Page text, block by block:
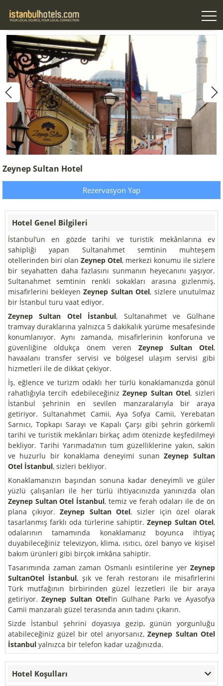
Zeynep Sultan Hotel
Rezervasyon Yap
Hotel Genel Bilgileri
İstanbul’un en gözde tarihi ve turistik mekânlarına ev
sahipliği yapan Sultanahmet semtinin muhteşem
otellerinden biri olan Zeynep Otel, merkezi konumu ile sizlere
bir seyahatten daha fazlasını sunmanın heyecanını yaşıyor.
Sultanahmet semtinin renkli sokakları arasına gizlenmiş,
misafirlerini bekleyen Zeynep Sultan Otel, sizlere unutulmaz
bir İstanbul turu vaat ediyor.
Zeynep Sultan Otel İstanbul, Sultanahmet ve Gülhane
tramvay duraklarına yalnızca 5 dakikalık yürüme mesafesinde
konumlanıyor. Aynı zamanda, misafirlerinin konforuna ve
güvenliğine oldukça önem veren Zeynep Sultan Otel,
havaalanı transfer servisi ve bölgesel ulaşım servisi gibi
hizmetleri ile de dikkat çekiyor.
İş, eğlence ve turizm odaklı her türlü konaklamanızda gönül
rahatlığıyla tercih edebileceğiniz Zeynep Sultan Otel, sizleri
İstanbul şehrinin en sevilen manzaralarıyla bir araya
getiriyor. Sultanahmet Camii, Aya Sofya Camii, Yerebatan
Sarnıcı, Topkapı Sarayı ve Kapalı Çarşı gibi şehrin görkemli
tarihi ve turistik mekânları birkaç adım ötenizde keşfedilmeyi
bekliyor. Tarihi Yarımada’nın tüm güzelliklerine yakın, sakin
ve huzurlu bir konaklama deneyimi sunan Zeynep Sultan
Otel İstanbul, sizleri bekliyor.
Konaklamanızın başından sonuna kadar deneyimli ve güler
yüzlü çalışanları ile her türlü ihtiyacınızda yanınızda olan
Zeynep Sultan Otel İstanbul, temiz ve ferah odaları ile de ön
plana çıkıyor. Zeynep Sultan Otel, sizler için özel olarak
tasarlanmış farklı oda türlerine sahiptir. Zeynep Sultan Otel,
odalarının tamamında konaklamanız boyunca ihtiyaç
duyabileceğiniz televizyon, klima, ısıtıcı, özel banyo ve kişisel
bakım ürünleri gibi birçok imkâna sahiptir.
Tasarımında zaman zaman Osmanlı esintilerine yer Zeynep
SultanOtel İstanbul, şık ve ferah restoranı ile misafirlerini
Türk mutfağının birbirinden güzel lezzetleri ile bir araya
getiriyor. Zeynep Sultan Otel’in Gülhane Parkı ve Ayasofya
Camii manzaralı güzel terasında anın tadını çıkarın.
Sizde İstanbul şehrini doyasıya gezip, günün yorgunluğu
atabileceğiniz güzel bir otel arıyorsanız, Zeynep Sultan Otel
İstanbul yalnızca bir telefon kadar uzağınızda.
Hotel Koşulları